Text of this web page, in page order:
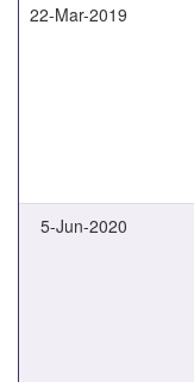
22-Mar-2019
5-Jun-2020